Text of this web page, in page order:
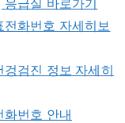
급실 바로가기
화번호 자세히보
검진 정보 자세히
번호 안내